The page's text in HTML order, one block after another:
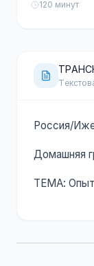
120 минут
Россия/
Домашняя
ТЕМА: Опыт